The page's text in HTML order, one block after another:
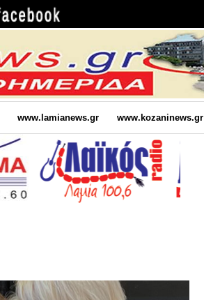
www.lamianews.gr www.kozaninews.gr